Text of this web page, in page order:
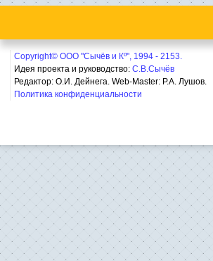
Copyright© ООО "Сычёв и Кº", 1994 - 2153.
Идея проекта и руководство: С.В.Сычёв
Редактор: О.И. Дейнега. Web-Master: Р.А. Лушов.
Политика конфиденциальности